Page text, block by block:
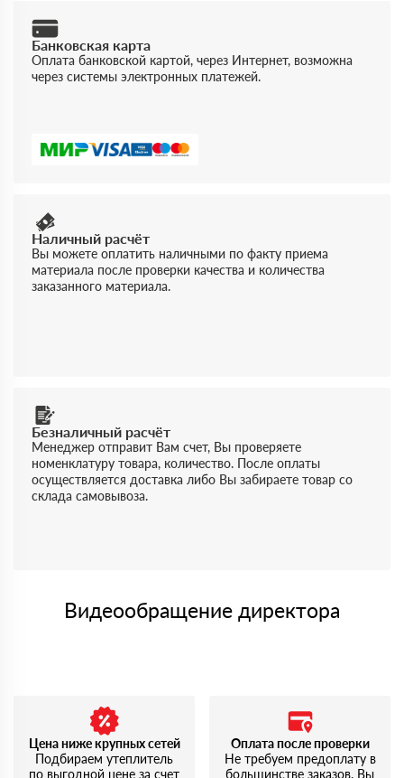
Банковская карта
Оплата банковской картой, через Интернет, возможна
через системы электронных платежей.
Наличный расчёт
Вы можете оплатить наличными по факту приема
материала после проверки качества и количества
заказанного материала.
Безналичный расчёт
Менеджер отправит Вам счет, Вы проверяете
номенклатуру товара, количество. После оплаты
осуществляется доставка либо Вы забираете товар со
склада самовывоза.
Видеообращение директора
Цена ниже крупных сетей
Подбираем утеплитель
по выгодной цене за счет
Оплата после проверки
Не требуем предоплату в
большинстве заказов. Вы